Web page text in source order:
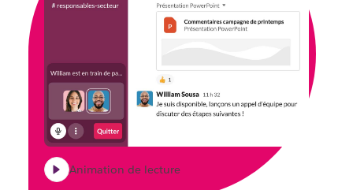
Animation de lecture